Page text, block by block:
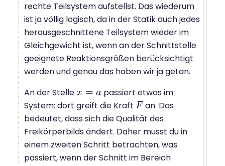
rechte Teilsystem aufstellst. Das wiederum
ist ja völlig logisch, da in der Statik auch jedes
herausgeschnittene Teilsystem wieder im
Gleichgewicht ist, wenn an der Schnittstelle
geeignete Reaktionsgrößen berücksichtigt
werden und genau das haben wir ja getan.
An der Stelle x = a
x=a
passiert etwas im
System: dort greift die Kraft F
F an. Das
bedeutet, dass sich die Qualität des
Freikörperbilds ändert. Daher musst du in
einem zweiten Schritt betrachten, was
passiert, wenn der Schnitt im Bereich